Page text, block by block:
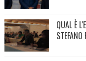
QUAL È